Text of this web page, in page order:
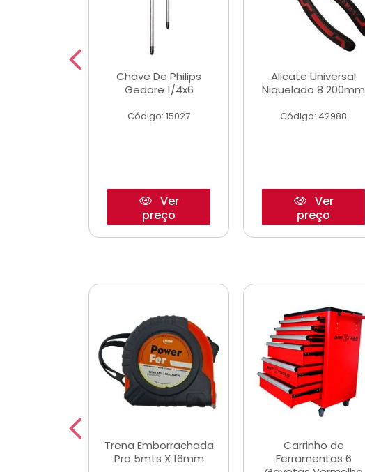
Chave De Philips
Gedore 1/4x6
Código: 15027
Ver
preço
Alicate Universal
Niquelado 8 200mm
Código: 42988
Ver
preço
Trena Emborrachada
Pro 5mts X 16mm
Carrinho de
Ferramentas 6